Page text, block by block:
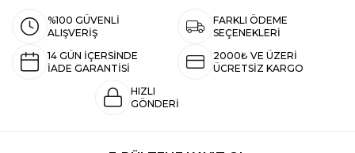
%100 GÜVENLİ
ALIŞVERİŞ
FARKLI ÖDEME
SEÇENEKLERİ
14 GÜN İÇERSİNDE
İADE GARANTİSİ
2000₺ VE ÜZERİ
ÜCRETSİZ KARGO
HIZLI
GÖNDERİ